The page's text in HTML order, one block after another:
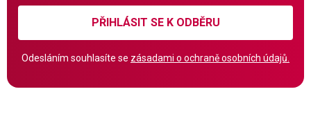
PŘIHLÁSIT SE K ODBĚRU
Odesláním souhlasíte se zásadami o ochraně osobních údajů.